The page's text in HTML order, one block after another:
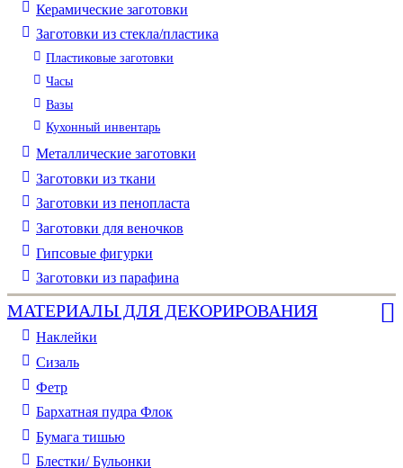
Керамические заготовки
Заготовки из стекла/пластика
Пластиковые заготовки
Часы
Вазы
Кухонный инвентарь
Металлические заготовки
Заготовки из ткани
Заготовки из пенопласта
Заготовки для веночков
Гипсовые фигурки
Заготовки из парафина
МАТЕРИАЛЫ ДЛЯ ДЕКОРИРОВАНИЯ
Наклейки
Сизаль
Фетр
Бархатная пудра Флок
Бумага тишью
Блестки/ Бульонки